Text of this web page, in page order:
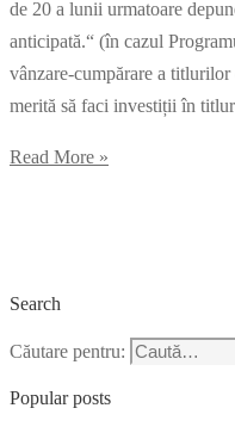
de 20 a lunii urmatoare
anticipată.“ (în cazul
vânzare-cumpărare a
merită să faci investiții în
Read More »
Search
Căutare pentru:
Popular posts